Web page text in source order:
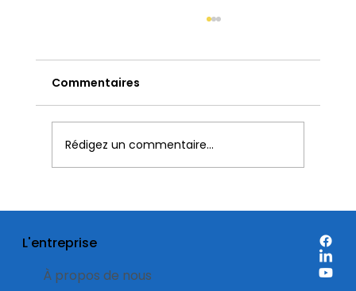
Étiquettes de réduction: quand est-
l’emballage d’un produit ?
Commentaires
Rédigez un commentaire...
L'entreprise
À propos de nous